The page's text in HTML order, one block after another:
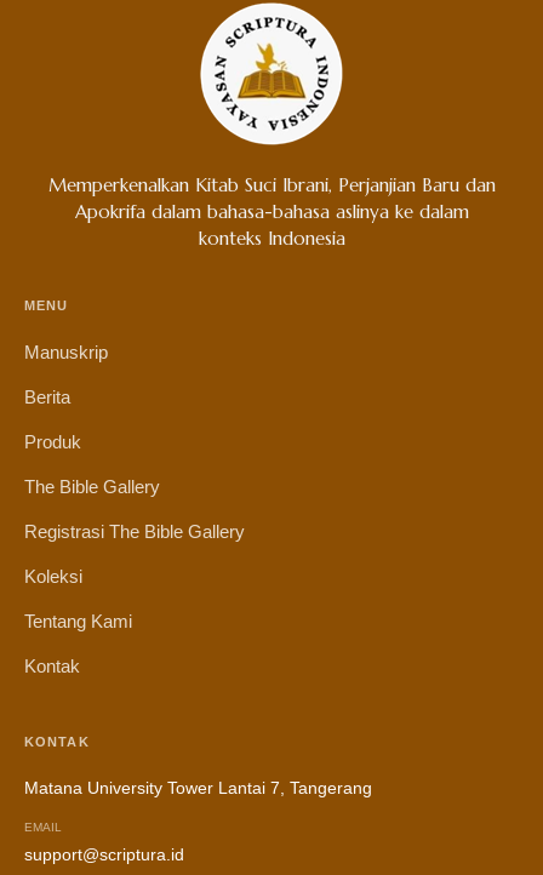
Memperkenalkan Kitab Suci Ibrani, Perjanjian Baru dan
Apokrifa dalam bahasa-bahasa aslinya ke dalam
konteks Indonesia
MENU
Manuskrip
Berita
Produk
The Bible Gallery
Registrasi The Bible Gallery
Koleksi
Tentang Kami
Kontak
KONTAK
Matana University Tower Lantai 7, Tangerang
EMAIL
support@scriptura.id